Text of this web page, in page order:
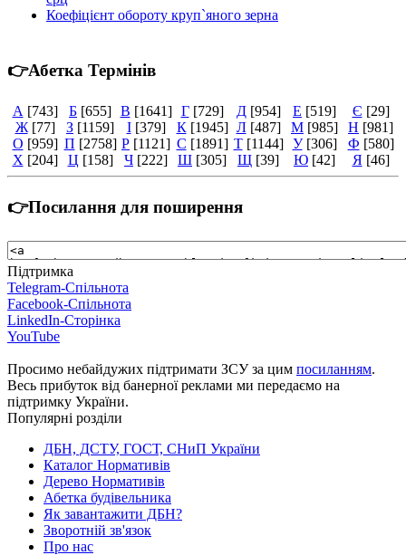
Коефіцієнт обороту круп`яного зерна
👉Абетка Термінів
А [743] Б [655] В [1641] Г [729] Д [954] Е [519] Є [29]
Ж [77] З [1159] І [379] К [1945] Л [487] М [985] Н [981]
О [959] П [2758] Р [1121] С [1891] Т [1144] У [306] Ф [580]
Х [204] Ц [158] Ч [222] Ш [305] Щ [39] Ю [42] Я [46]
👉Посилання для поширення
Підтримка
Telegram-Спільнота
Facebook-Спільнота
LinkedIn-Сторінка
YouTube
Просимо небайдужих підтримати ЗСУ за цим посиланням.
Весь прибуток від банерної реклами ми передаємо на
підтримку України.
Популярні розділи
ДБН, ДСТУ, ГОСТ, СНиП України
Каталог Нормативів
Дерево Нормативів
Абетка будівельника
Як завантажити ДБН?
Зворотній зв'язок
Про нас